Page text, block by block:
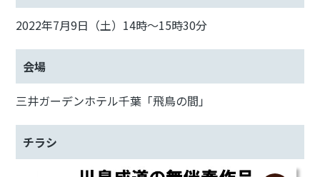
2022年7月9日（土）14時～15時30分
会場
三井ガーデンホテル千葉「飛鳥の間」
チラシ